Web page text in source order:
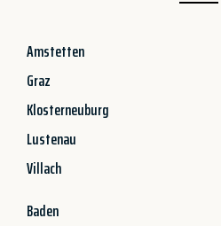
Amstetten
Graz
Klosterneuburg
Lustenau
Villach
Baden